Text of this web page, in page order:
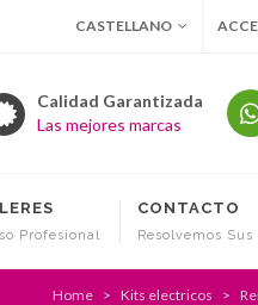
CASTELLANO
Calidad Garantizada
Las mejores marcas
Profesional
CONTACTO
Resolvemos Sus
Home Kits electricos